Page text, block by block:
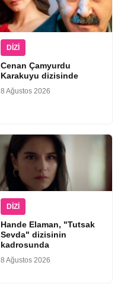
DIZI
Cenan Çamyurdu
Karakuyu dizisinde
8 Ağustos 2026
DIZI
Hande Elaman, "Tutsak
Sevda" dizisinin
kadrosunda
8 Ağustos 2026